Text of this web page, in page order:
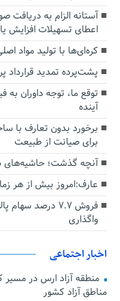
اعطای تسهیلات افزایش
کره‌ای‌ها با تولید مواد
پشت‌پرده تمدید قرارداد
توقع ما، توجه داوران به
آینده
برخورد بدون تعارف با
برای صیانت از طبیعت
آنچه گذشت؛ حاشیه‌های
عارف:امروز بیش از هر
فروش ۷.۷ درصد
واگذاری
اخبار اجتماعی
منطقه آزاد ارس در
مناطق آزاد کشور